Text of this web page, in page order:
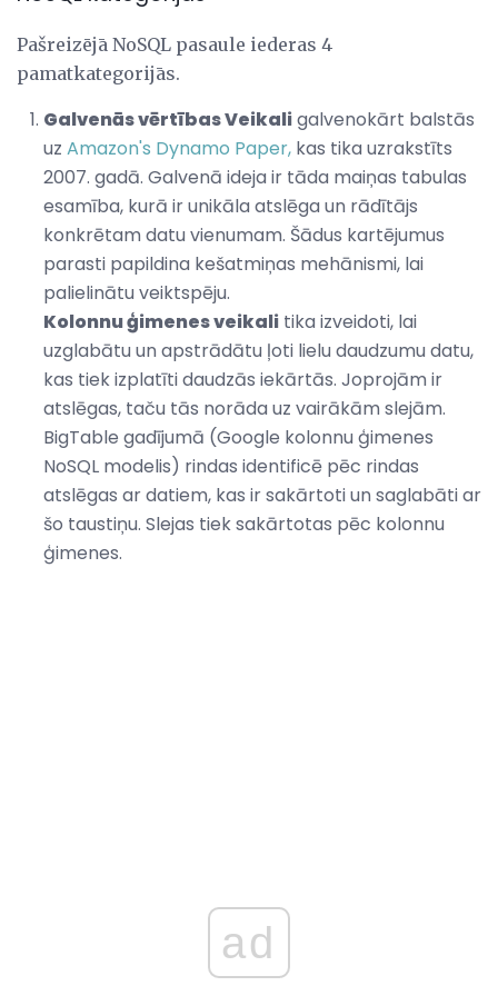
Pašreizējā NoSQL pasaule iederas 4
pamatkategorijās.
Galvenās vērtības Veikaligalvenokārt balstās
uz Amazon's Dynamo Paper, kas tika uzrakstīts
2007. gadā. Galvenā ideja ir tāda maiņas tabulas
esamība, kurā ir unikāla atslēga un rādītājs
konkrētam datu vienumam. Šādus kartējumus
parasti papildina kešatmiņas mehānismi, lai
palielinātu veiktspēju.
Kolonnu ģimenes veikali tika izveidoti, lai
uzglabātu un apstrādātu ļoti lielu daudzumu datu,
kas tiek izplatīti daudzās iekārtās. Joprojām ir
atslēgas, taču tās norāda uz vairākām slejām.
BigTable gadījumā (Google kolonnu ģimenes
NoSQL modelis) rindas identificē pēc rindas
atslēgas ar datiem, kas ir sakārtoti un saglabāti ar
šo taustiņu. Slejas tiek sakārtotas pēc kolonnu
ģimenes.
ad